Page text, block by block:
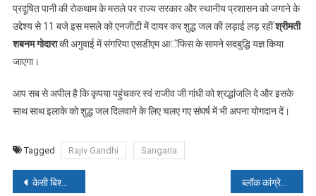
में
स्वं
राजीव
की
पुण्यतिथि
प्रदूषित पानी की रोकथाम के मसले पर राज्य सरकार और स्थानीय प्रशासन को जगाने के
उद्देश्य से 11 बजे इस मसले को एनजीटी में दायर कर शुद्ध जल की लड़ाई लड़ रहींश्रीमती
शबनम गोदाराकी अगुवाई में संगरिया एसडीएम आॅफिस के सामने सदबुद्धि यज्ञ किया
जाएगा।
आप सब से अपील है कि कृपया पहुंचकर स्वं राजीव जी गांधी को श्रद्धांजलि दे और इसके
साथ साथ इलाके को शुद्ध जल दिलवाने के लिए चलए गए संघर्ष में भी अपना योगदान दें।
Tagged Rajiv Gandhi Sangaria
Post
केसी बिश्नोई “मेरा बूथ, मेरा गौरव”- कार्यक्रम के कार्यकर्ताओं में कर रहे है जोश पैदा ब्लॉक कांग्रेस कमेटी के नए अध्यक्ष श्री जसविन्द्र सिंह बांदर